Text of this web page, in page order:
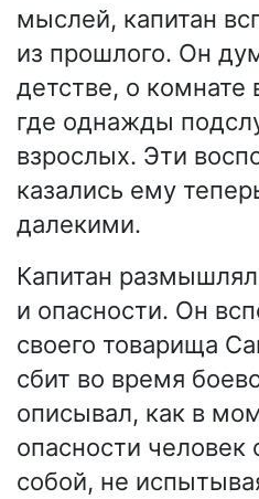
мыслей, капитан
из прошлого. Он
детстве, о комнате
где однажды
взрослых. Эти
казались ему
далекими.
Капитан
и опасности. Он
своего товарища
сбит во время
описывал, как в
опасности человек
собой, не